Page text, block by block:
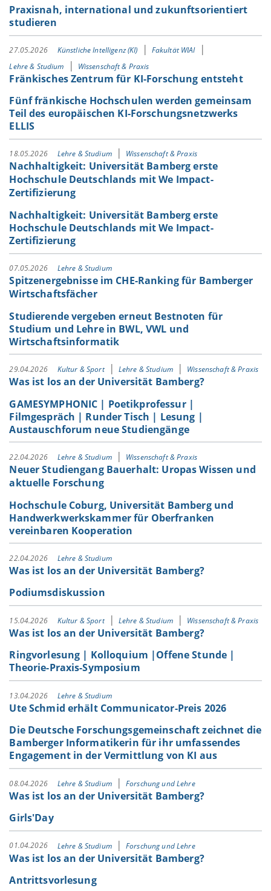
Praxisnah, international und zukunftsorientiert
studieren
27.05.2026 Künstliche Intelligenz (KI)
Fakultät WIAI
Lehre & Studium
Wissenschaft & Praxis
Fränkisches Zentrum für KI-Forschung entsteht
Fünf fränkische Hochschulen werden gemeinsam
Teil des europäischen KI-Forschungsnetzwerks
ELLIS
18.05.2026 Lehre & Studium Wissenschaft & Praxis
Nachhaltigkeit: Universität Bamberg erste
Hochschule Deutschlands mit We Impact-
Zertifizierung
Nachhaltigkeit: Universität Bamberg erste
Hochschule Deutschlands mit We Impact-
Zertifizierung
07.05.2026 Lehre & Studium
Spitzenergebnisse im CHE-Ranking für Bamberger
Wirtschaftsfächer
Studierende vergeben erneut Bestnoten für
Studium und Lehre in BWL, VWL und
Wirtschaftsinformatik
29.04.2026 Kultur & Sport Lehre & Studium Wissenschaft & Praxis
Was ist los an der Universität Bamberg?
GAMESYMPHONIC | Poetikprofessur |
Filmgespräch | Runder Tisch | Lesung |
Austauschforum neue Studiengänge
22.04.2026 Lehre & Studium Wissenschaft & Praxis
Neuer Studiengang Bauerhalt: Uropas Wissen und
aktuelle Forschung
Hochschule Coburg, Universität Bamberg und
Handwerkwerkskammer für Oberfranken
vereinbaren Kooperation
22.04.2026 Lehre & Studium
Was ist los an der Universität Bamberg?
Podiumsdiskussion
15.04.2026 Kultur & Sport Lehre & Studium Wissenschaft & Praxis
Was ist los an der Universität Bamberg?
Ringvorlesung | Kolloquium |Offene Stunde |
Theorie-Praxis-Symposium
13.04.2026 Lehre & Studium
Ute Schmid erhält Communicator-Preis 2026
Die Deutsche Forschungsgemeinschaft zeichnet die
Bamberger Informatikerin für ihr umfassendes
Engagement in der Vermittlung von KI aus
08.04.2026 Lehre & Studium Forschung und Lehre
Was ist los an der Universität Bamberg?
Girls'Day
01.04.2026 Lehre & Studium Forschung und Lehre
Was ist los an der Universität Bamberg?
Antrittsvorlesung